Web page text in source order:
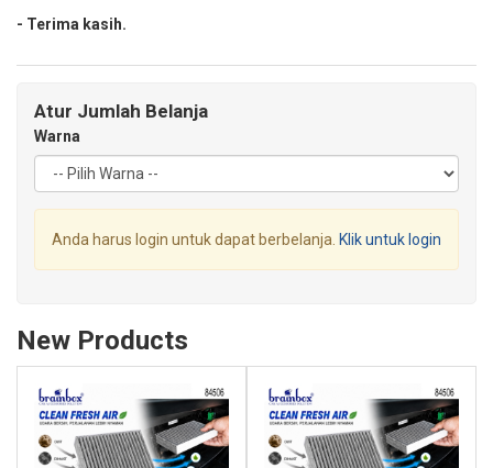
- Terima kasih.
Atur Jumlah Belanja
Warna
Anda harus login untuk dapat berbelanja. Klik untuk login
New Products